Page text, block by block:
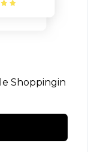
Shoppingin